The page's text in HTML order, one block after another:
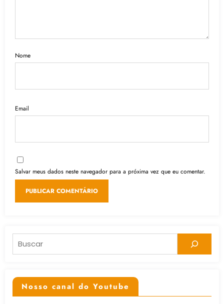
Nome
Email
Salvar meus dados neste navegador para a próxima vez que eu comentar.
Pesquisar
Nosso canal do Youtube